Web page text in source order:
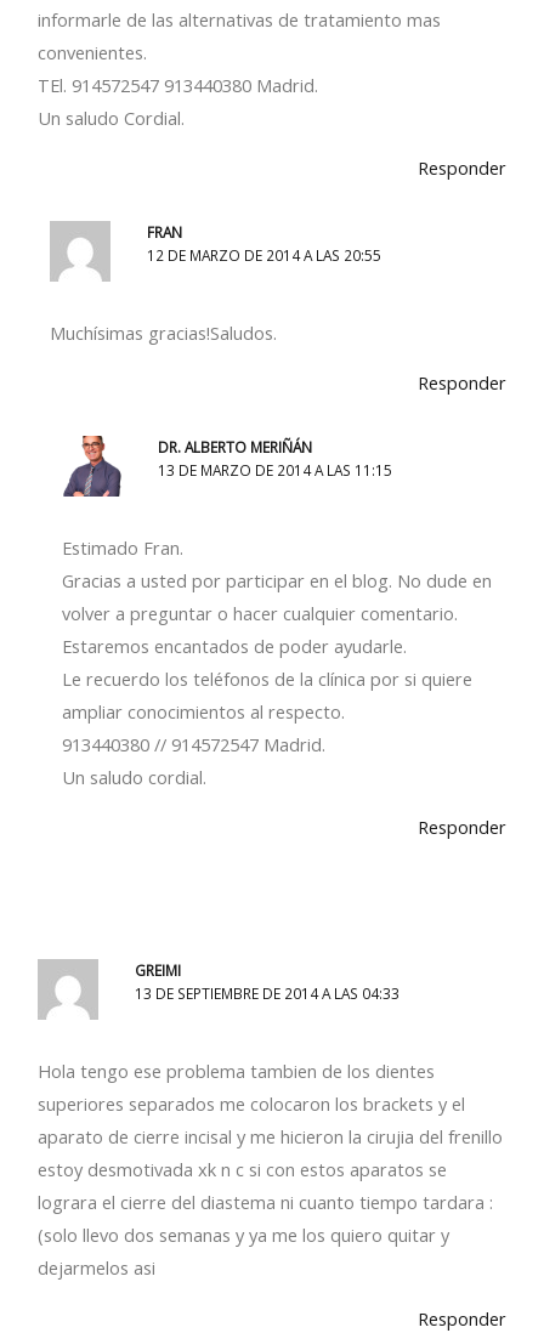
informarle de las alternativas de tratamiento mas
convenientes.
TEl. 914572547 913440380 Madrid.
Un saludo Cordial.
Responder
FRAN
12 DE MARZO DE 2014 A LAS 20:55
Muchísimas gracias!Saludos.
Responder
DR. ALBERTO MERIÑÁN
13 DE MARZO DE 2014 A LAS 11:15
Estimado Fran.
Gracias a usted por participar en el blog. No dude en
volver a preguntar o hacer cualquier comentario.
Estaremos encantados de poder ayudarle.
Le recuerdo los teléfonos de la clínica por si quiere
ampliar conocimientos al respecto.
913440380 // 914572547 Madrid.
Un saludo cordial.
Responder
GREIMI
13 DE SEPTIEMBRE DE 2014 A LAS 04:33
Hola tengo ese problema tambien de los dientes
superiores separados me colocaron los brackets y el
aparato de cierre incisal y me hicieron la cirujia del frenillo
estoy desmotivada xk n c si con estos aparatos se
lograra el cierre del diastema ni cuanto tiempo tardara :
(solo llevo dos semanas y ya me los quiero quitar y
dejarmelos asi
Responder